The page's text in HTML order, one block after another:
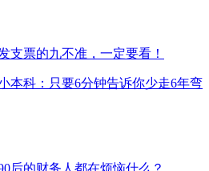
支票的九不准，一定要看！
本科：只要6分钟告诉你少走6年弯